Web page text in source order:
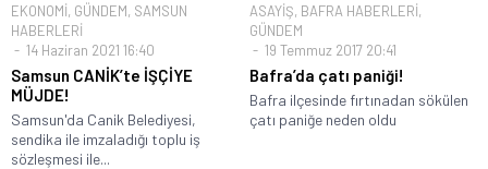
EKONOMİ, GÜNDEM, SAMSUN
HABERLERİ
14 Haziran 2021 16:40
Samsun CANİK’te İŞÇİYE
MÜJDE!
Samsun'da Canik Belediyesi,
sendika ile imzaladığı toplu iş
sözleşmesi ile...
ASAYİŞ, BAFRA HABERLERİ,
GÜNDEM
19 Temmuz 2017 20:41
Bafra’da çatı paniği!
Bafra ilçesinde fırtınadan sökülen
çatı paniğe neden oldu